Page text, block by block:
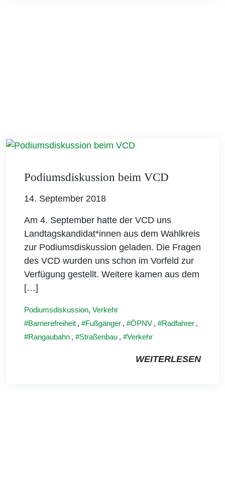
Podiumsdiskussion beim VCD
14. September 2018
Am 4. September hatte der VCD uns
Landtagskandidat*innen aus dem Wahlkreis
zur Podiumsdiskussion geladen. Die Fragen
des VCD wurden uns schon im Vorfeld zur
Verfügung gestellt. Weitere kamen aus dem
[…]
Podiumsdiskussion, Verkehr
Barrierefreiheit , Fußgänger , ÖPNV , Radfahrer ,
Rangaubahn , Straßenbau , Verkehr
WEITERLESEN